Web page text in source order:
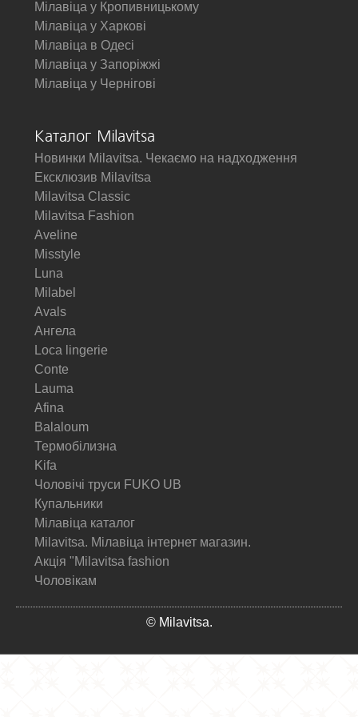
Мілавіца у Кропивницькому
Мілавіца у Харкові
Мілавіца в Одесі
Мілавіца у Запоріжжі
Мілавіца у Чернігові
Каталог Milavitsa
Новинки Milavitsa. Чекаємо на надходження
Ексклюзив Milavitsa
Milavitsa Classic
Milavitsa Fashion
Aveline
Misstyle
Luna
Milabel
Avals
Ангела
Loca lingerie
Conte
Lauma
Afina
Balaloum
Термобілизна
Kifa
Чоловічі труси FUKO UB
Купальники
Мілавіца каталог
Milavitsa. Мілавіца інтернет магазин.
Акція "Milavitsa fashion
Чоловікам
© Milavitsa.